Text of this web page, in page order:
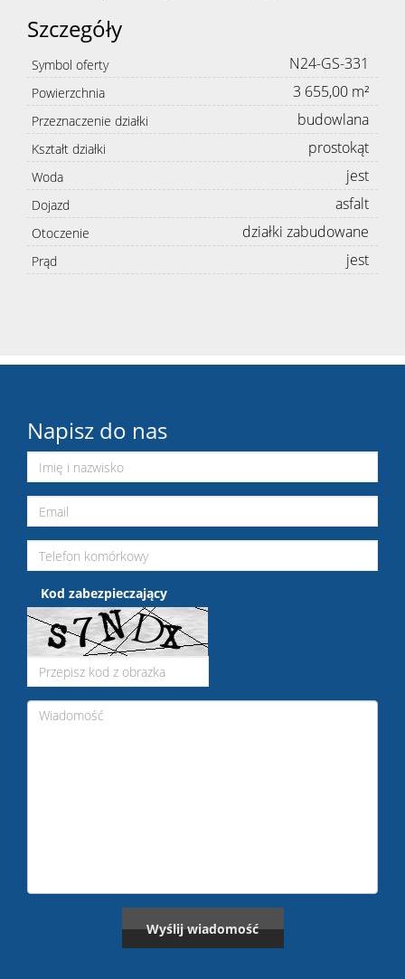
Szczegóły
Symbol oferty N24-GS-331
Powierzchnia 3 655,00 m²
Przeznaczenie działki budowlana
Kształt działki prostokąt
Woda jest
Dojazd asfalt
Otoczenie działki zabudowane
Prąd jest
Napisz do nas
Kod zabezpieczający